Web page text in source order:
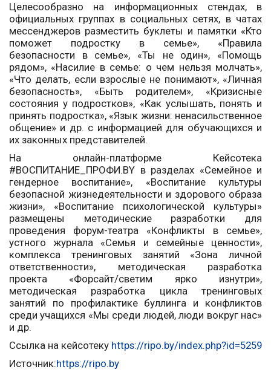
Целесообразно на информационных стендах, в
официальных группах в социальных сетях, в чатах
мессенджеров разместить буклеты и памятки «Кто
поможет подростку в семье», «Правила
безопасности в семье», «Ты не один», «Помощь
рядом», «Насилие в семье: о чем нельзя молчать»,
«Что делать, если взрослые не понимают», «Личная
безопасность», «Быть родителем», «Кризисные
состояния у подростков», «Как услышать, понять и
принять подростка», «Язык жизни: ненасильственное
общение» и др. с информацией для обучающихся и
их законных представителей.
На онлайн-платформе Кейсотека
#ВОСПИТАНИЕ_ПРОФИ.BY в разделах «Семейное и
гендерное воспитание», «Воспитание культуры
безопасной жизнедеятельности и здорового образа
жизни», «Воспитание психологической культуры»
размещены методические разработки для
проведения форум-театра «Конфликты в семье»,
устного журнала «Семья и семейные ценности»,
комплекса тренинговых занятий «Зона личной
ответственности», методическая разработка
проекта «Форсайт/светим ярко изнутри»,
методическая разработка цикла тренинговых
занятий по профилактике буллинга и конфликтов
среди учащихся «Мы среди людей, люди вокруг нас»
и др.
Ссылка на кейсотеку https://ripo.by/index.php?id=5259
Источник:https://ripo.by